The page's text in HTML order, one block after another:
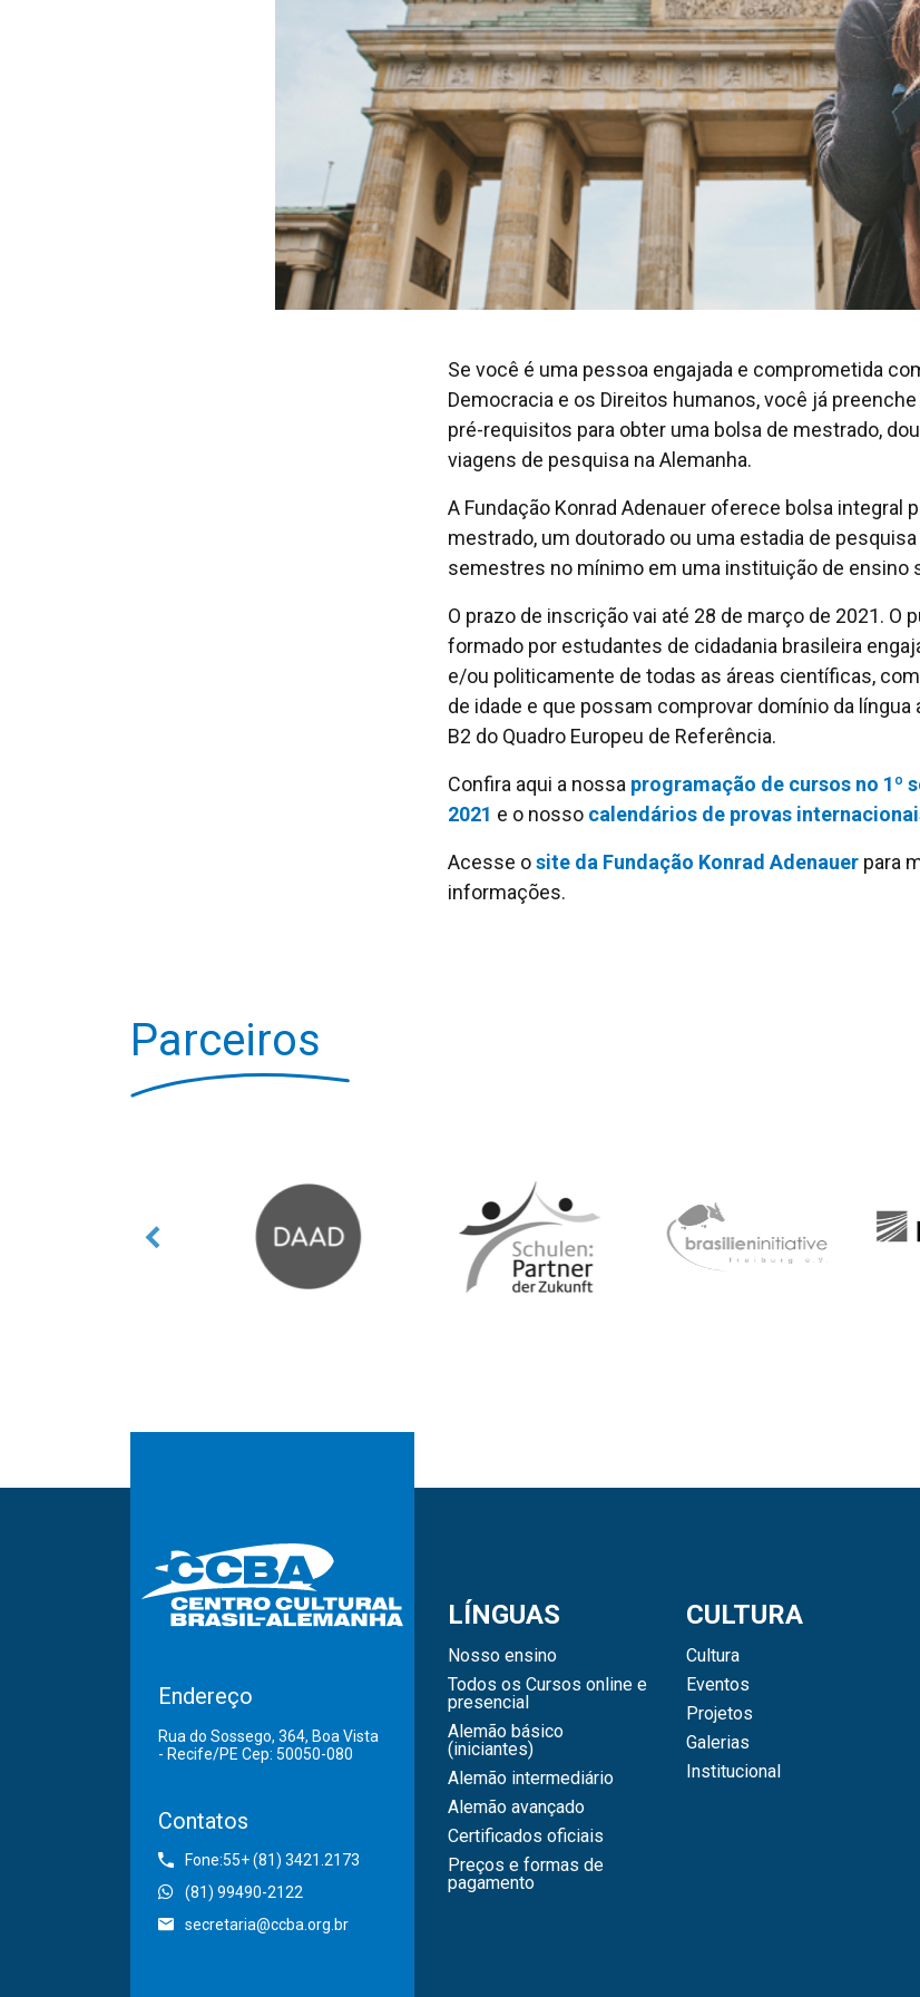
Se você é uma pessoa engajada e comprometida
Democracia e os Direitos humanos, você já
pré-requisitos para obter uma bolsa de mestrado,
viagens de pesquisa na Alemanha.
A Fundação Konrad Adenauer oferece bolsa integral
mestrado, um doutorado ou uma estadia de
semestres no mínimo em uma instituição de ensino
O prazo de inscrição vai até 28 de março de 2021. O
formado por estudantes de cidadania brasileira
e/ou politicamente de todas as áreas científicas,
de idade e que possam comprovar domínio da língua
B2 do Quadro Europeu de Referência.
Confira aqui a nossa programação de cursos no 1º
2021 e o nosso calendários de provas
Acesse osite da Fundação Konrad Adenauer para
informações.
Parceiros
Endereço
Rua do Sossego, 364, Boa Vista
- Recife/PE Cep: 50050-080
Contatos
Fone:55+ (81) 3421.2173
(81) 99490-2122
secretaria@ccba.org.br
LÍNGUAS
Nosso ensino
Todos os Cursos online e
presencial
Alemão básico
(iniciantes)
Alemão intermediário
Alemão avançado
Certificados oficiais
Preços e formas de
pagamento
CULTURA
Cultura
Eventos
Projetos
Galerias
Institucional